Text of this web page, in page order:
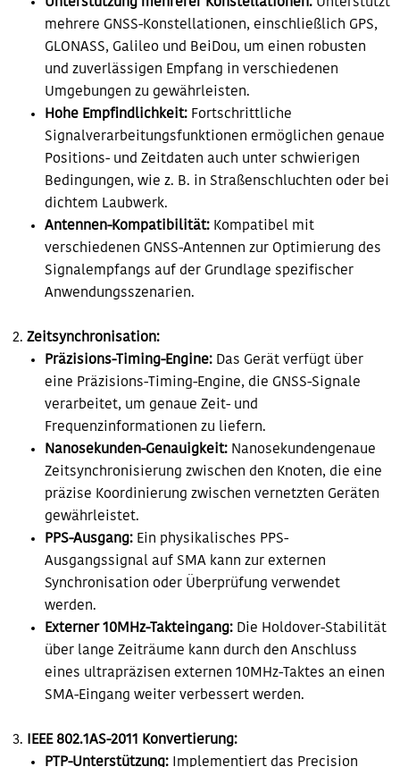
mehrere GNSS-Konstellationen, einschließlich GPS,
GLONASS, Galileo und BeiDou, um einen robusten
und zuverlässigen Empfang in verschiedenen
Umgebungen zu gewährleisten.
Hohe Empfindlichkeit: Fortschrittliche
Signalverarbeitungsfunktionen ermöglichen genaue
Positions- und Zeitdaten auch unter schwierigen
Bedingungen, wie z. B. in Straßenschluchten oder bei
dichtem Laubwerk.
Antennen-Kompatibilität: Kompatibel mit
verschiedenen GNSS-Antennen zur Optimierung des
Signalempfangs auf der Grundlage spezifischer
Anwendungsszenarien.
Zeitsynchronisation:
Präzisions-Timing-Engine: Das Gerät verfügt über
eine Präzisions-Timing-Engine, die GNSS-Signale
verarbeitet, um genaue Zeit- und
Frequenzinformationen zu liefern.
Nanosekunden-Genauigkeit: Nanosekundengenaue
Zeitsynchronisierung zwischen den Knoten, die eine
präzise Koordinierung zwischen vernetzten Geräten
gewährleistet.
PPS-Ausgang: Ein physikalisches PPS-
Ausgangssignal auf SMA kann zur externen
Synchronisation oder Überprüfung verwendet
werden.
Externer 10MHz-Takteingang: Die Holdover-Stabilität
über lange Zeiträume kann durch den Anschluss
eines ultrapräzisen externen 10MHz-Taktes an einen
SMA-Eingang weiter verbessert werden.
IEEE 802.1AS-2011 Konvertierung:
PTP-Unterstützung: Implementiert das Precision